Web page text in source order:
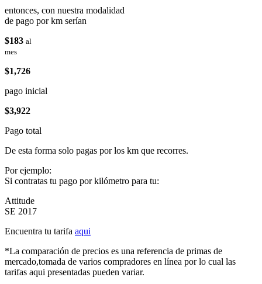
entonces, con nuestra modalidad
de pago por km serían
$183 al
mes
$1,726
pago inicial
$3,922
Pago total
De esta forma solo pagas por los km que recorres.
Por ejemplo:
Si contratas tu pago por kilómetro para tu:
Attitude
SE 2017
Encuentra tu tarifa aqui
*La comparación de precios es una referencia de primas de
mercado,tomada de varios compradores en línea por lo cual las
tarifas aqui presentadas pueden variar.